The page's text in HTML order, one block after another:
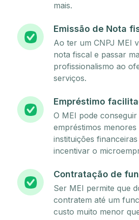
mais.
Emissão de Nota
Ao ter um CNPJ MEI
nota fiscal e passar
profissionalismo ao
serviços.
Empréstimo
O MEI pode conseguir
empréstimos menores
instituições
incentivar o
Contratação de
Ser MEI permite que
contratem até um
custo muito menor